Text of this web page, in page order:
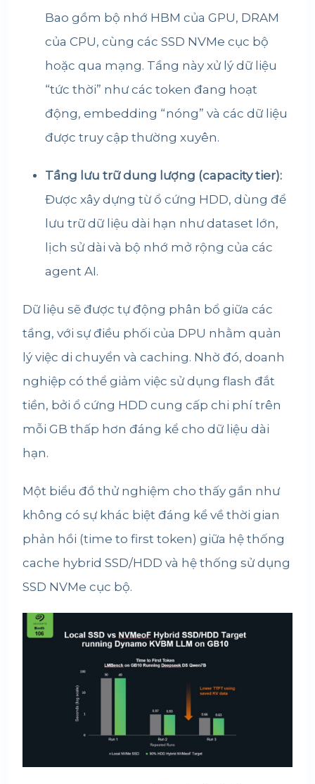
Bao gồm bộ nhớ HBM của GPU, DRAM
của CPU, cùng các SSD NVMe cục bộ
hoặc qua mạng. Tầng này xử lý dữ liệu
“tức thời” như các token đang hoạt
động, embedding “nóng” và các dữ liệu
được truy cập thường xuyên.
Tầng lưu trữ dung lượng (capacity tier):
Được xây dựng từ ổ cứng HDD, dùng để
lưu trữ dữ liệu dài hạn như dataset lớn,
lịch sử dài và bộ nhớ mở rộng của các
agent AI.
Dữ liệu sẽ được tự động phân bổ giữa các
tầng, với sự điều phối của DPU nhằm quản
lý việc di chuyển và caching. Nhờ đó, doanh
nghiệp có thể giảm việc sử dụng flash đắt
tiền, bởi ổ cứng HDD cung cấp chi phí trên
mỗi GB thấp hơn đáng kể cho dữ liệu dài
hạn.
Một biểu đồ thử nghiệm cho thấy gần như
không có sự khác biệt đáng kể về thời gian
phản hồi (time to first token) giữa hệ thống
cache hybrid SSD/HDD và hệ thống sử dụng
SSD NVMe cục bộ.